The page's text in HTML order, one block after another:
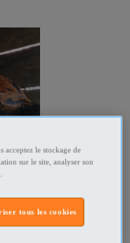
acceptez le stockage de
sur le site, analyser son
tous les cookies